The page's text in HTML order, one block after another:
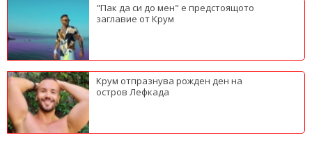
"Пак да си до мен" е предстоящото
заглавие от Крум
Крум отпразнува рожден ден на
остров Лефкада